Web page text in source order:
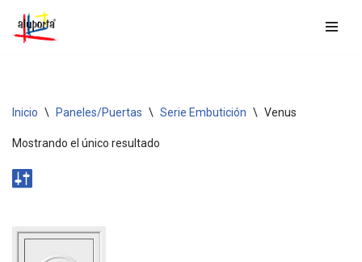
Saltar
Inicio \ Paneles/Puertas \ Serie Embutición \ Venus
Mostrando el único resultado